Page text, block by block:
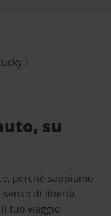
su
perchè sappiamo
di libertà
tuo viaggio.